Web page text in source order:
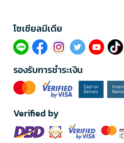
โซเซียลมีเดีย​
รองรับการชำระเงิน
Verified by